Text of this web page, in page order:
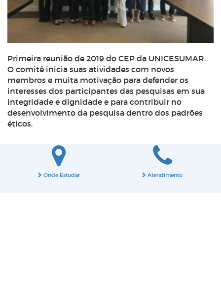
Primeira reunião de 2019 do CEP da UNICESUMAR.
O comitê inicia suas atividades com novos
membros e muita motivação para defender os
interesses dos participantes das pesquisas em sua
integridade e dignidade e para contribuir no
desenvolvimento da pesquisa dentro dos padrões
éticos.
Onde Estudar Atendimento